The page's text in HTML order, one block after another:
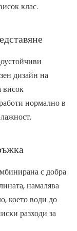
клас.
дизайн на
висок
нормално в
с добра
намалява
което води до
разходи за